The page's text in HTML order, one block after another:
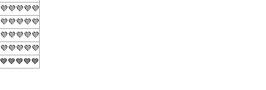
💜💜💜💜💜
💜💜💜💜💜
💜💜💜💜💜
💜💜💜💜💜
💙💙💙💙💙